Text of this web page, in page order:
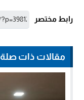
رابط مختصر
مقالات ذات صلة